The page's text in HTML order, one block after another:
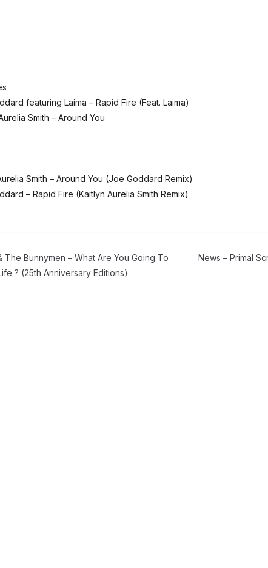
featuring Laima – Rapid Fire (Feat. Laima)
Smith – Around You
Smith – Around You (Joe Goddard Remix)
– Rapid Fire (Kaitlyn Aurelia Smith Remix)
The Bunnymen – What Are You Going To
? (25th Anniversary Editions)
News – Primal